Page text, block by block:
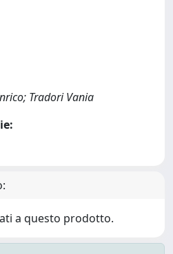
Tradori Vania
a questo prodotto.